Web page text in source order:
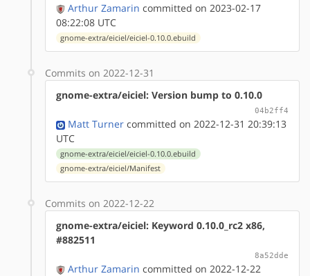
Arthur Zamarin committed on 2023-02-17
08:22:08 UTC
gnome-extra/eiciel/eiciel-0.10.0.ebuild
Commits on 2022-12-31
gnome-extra/eiciel: Version bump to 0.10.0
04b2ff4
Matt Turner committed on 2022-12-31 20:39:13
UTC
gnome-extra/eiciel/eiciel-0.10.0.ebuild
gnome-extra/eiciel/Manifest
Commits on 2022-12-22
gnome-extra/eiciel: Keyword 0.10.0_rc2 x86,
#882511
8a52dde
Arthur Zamarin committed on 2022-12-22